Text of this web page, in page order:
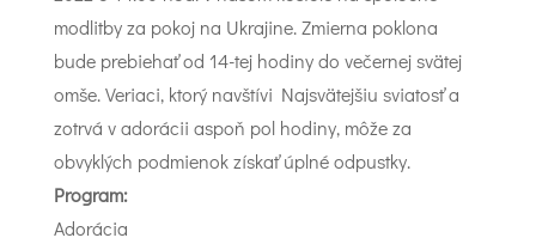
modlitby za pokoj na Ukrajine. Zmierna poklona
bude prebiehať od 14-tej hodiny do večernej svätej
omše. Veriaci, ktorý navštívi Najsvätejšiu sviatosť a
zotrvá v adorácii aspoň pol hodiny, môže za
obvyklých podmienok získať úplné odpustky.
Program:
Adorácia